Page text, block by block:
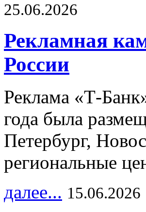
25.06.2026
Рекламная
России
Реклама «Т-
года была
Петербург,
региональные
далее... 15.06.2026